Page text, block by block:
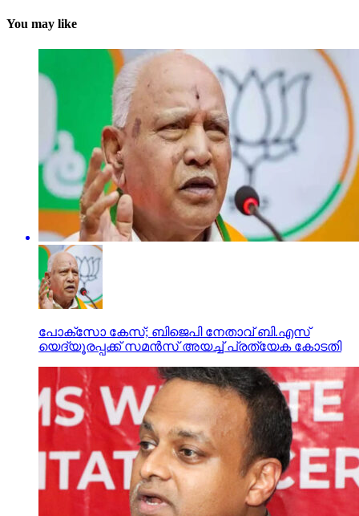
You may like
പോക്‌സോ കേസ്; ബിജെപി നേതാവ് ബി.എസ്
യെദ്യൂരപ്പക്ക് സമന്‍സ് അയച്ച് പ്രത്യേക കോടതി